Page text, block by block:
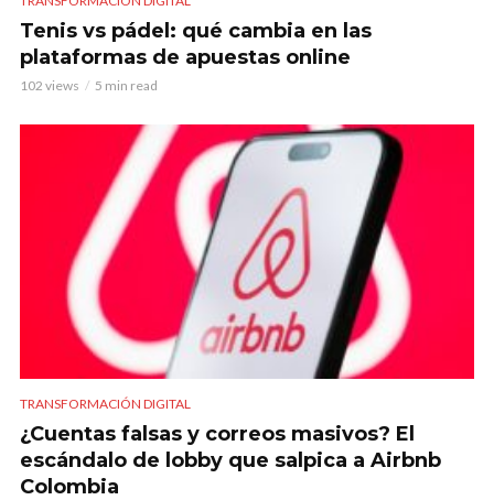
Tenis vs pádel: qué cambia en las
plataformas de apuestas online
102 views 5 min read
TRANSFORMACIÓN DIGITAL
¿Cuentas falsas y correos masivos? El
escándalo de lobby que salpica a Airbnb
Colombia